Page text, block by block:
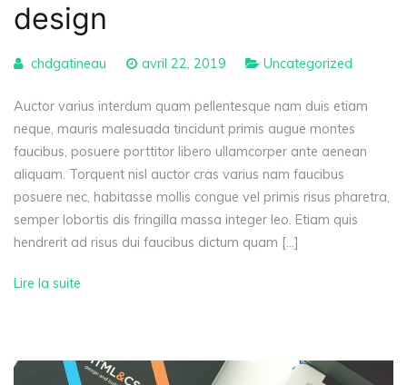
design
chdgatineau avril 22, 2019 Uncategorized
Auctor varius interdum quam pellentesque nam duis etiam
neque, mauris malesuada tincidunt primis augue montes
faucibus, posuere porttitor libero ullamcorper ante aenean
aliquam. Torquent nisl auctor cras varius nam faucibus
posuere nec, habitasse mollis congue vel primis risus pharetra,
semper lobortis dis fringilla massa integer leo. Etiam quis
hendrerit ad risus dui faucibus dictum quam […]
Lire la suite